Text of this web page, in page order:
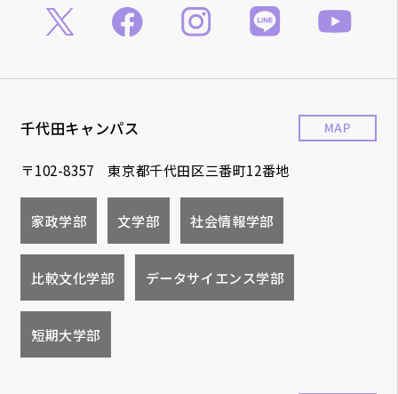
千代田キャンパス
〒102-8357 東京都千代田区三番町12番地
MAP
家政学部 文学部 社会情報学部
比較文化学部 データサイエンス学部
短期大学部